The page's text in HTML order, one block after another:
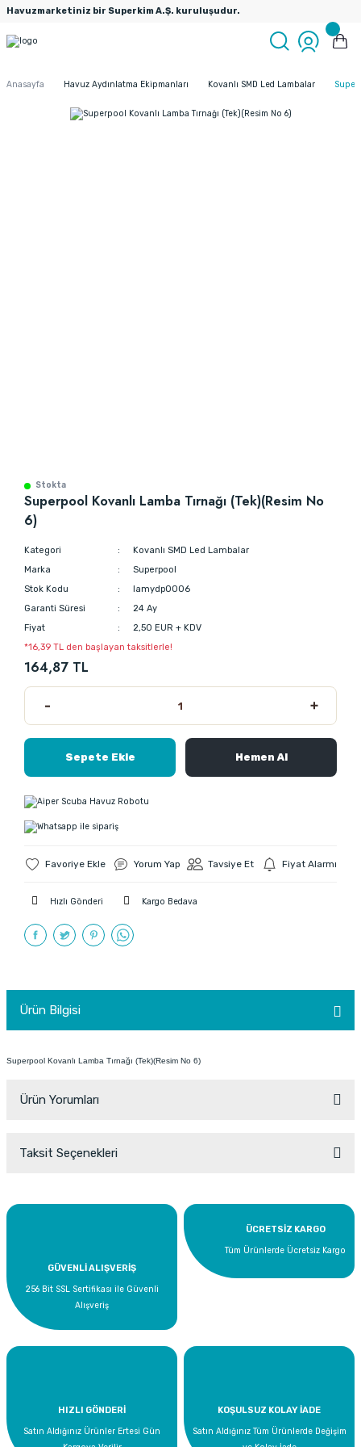
Havuzmarketiniz bir Superkim A.Ş. kuruluşudur.
Anasayfa Havuz Aydınlatma Ekipmanları Kovanlı SMD Led Lambalar
Stokta
Superpool Kovanlı Lamba Tırnağı (Tek)(Resim No
6)
Kategori
Kovanlı SMD Led Lambalar
Marka
Superpool
Stok Kodu
lamydp0006
Garanti Süresi
24 Ay
Fiyat
2,50 EUR + KDV
*16,39 TL den başlayan taksitlerle!
164,87 TL
Sepete Ekle Hemen Al
Yorum Yap Tavsiye Et Fiyat Alarmı
Hızlı Gönderi Kargo Bedava
Ürün Bilgisi
Superpool Kovanlı Lamba Tırnağı (Tek)(Resim No 6)
Ürün Yorumları
Yorum Yaz
Taksit Seçenekleri
GÜVENLİ ALIŞVERİŞ
256 Bit SSL Sertifikası ile Güvenli
Alışveriş
ÜCRETSİZ KARGO
Tüm Ürünlerde Ücretsiz Kargo
HIZLI GÖNDERİ
Satın Aldığınız Ürünler Ertesi Gün
KOŞULSUZ KOLAY İADE
Satın Aldığınız Tüm Ürünlerde Değişim